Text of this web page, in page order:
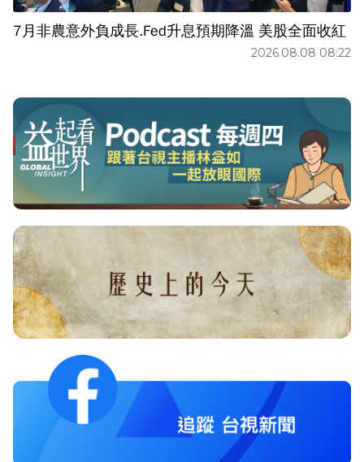
7月非農意外負成長.Fed升息預期降溫 美股全面收紅
2026.08.08 08:22